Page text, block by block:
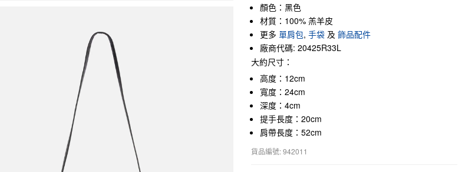
顏色：黑色
材質：100% 羔羊皮
更多 單肩包, 手袋 及 飾品配件
廠商代碼: 20425R33L
大約尺寸：
高度：12cm
寬度：24cm
深度：4cm
提手長度：20cm
肩帶長度：52cm
貨品編號: 942011